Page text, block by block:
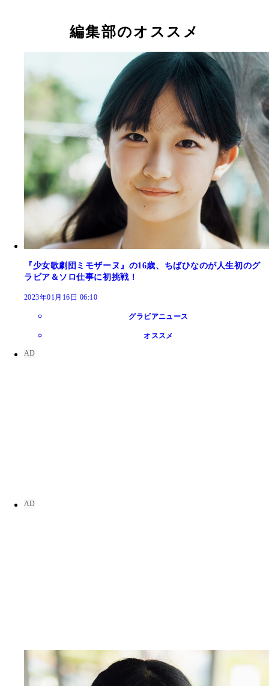
『幕が開けたら』 ちばひなの 撮影／HIROKAZU
1100円（税込） 女優・ちばひなのの初グラビアを
記念すべき一冊。真っ白なビキニに体操着、レオ
などのシンプルな衣装で、純真無垢なかわいさを
まに。飾らない笑顔、ひとつひとつの仕草に愛お
感じてしまう。
編集部のオススメ
『少女歌劇団ミモザーヌ』の16歳、ちばひなのが人生初のグ
ラビア＆ソロ仕事に初挑戦！
2023年01月16日 06:10
グラビアニュース
オススメ